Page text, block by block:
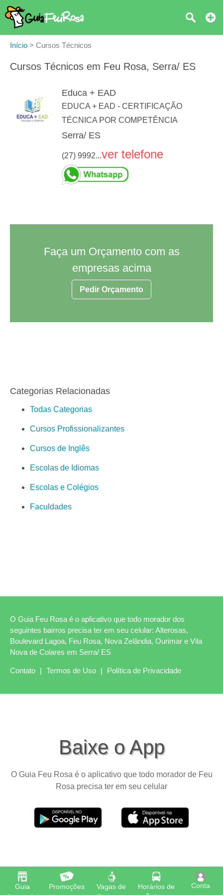
Guia
Promoções
Vagas de
Horários de
Conta
Início > Cursos Técnicos
Cursos Técnicos em Feu Rosa, Serra/ ES
Educa + EAD
EDUCA + EAD - CERTIFICAÇÃO
TÉCNICA POR COMPETÊNCIA
Serra/ ES
(27) 9992...ver telefone
Faça um Orçamento com as
empresas acima
Pedir Orçamento
Categorias Relacionadas
Todas Categorias
Cursos Profissionalizantes
Cursos de Inglês
Escolas de Idiomas
Escolas e Colégios
Faculdades
O Guia Feu Rosa é o aplicativo que todo morador dos
seguintes bairros precisa ter em seu celular: Alterosas,
Boulevard Lagoa, Feu Rosa, Nova Zelândia, Ourimar e Vila
Nova de Colares em Serra/ ES
Contato | Termos de Uso | Política de Privacidade
Baixe o App
O Guia Feu Rosa é o aplicativo que todo morador de Feu
Rosa precisa ter em seu celular